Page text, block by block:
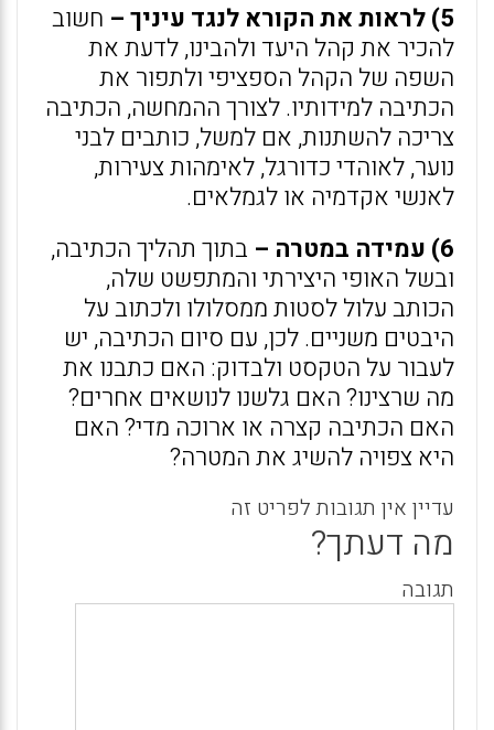
5) לראות את הקורא לנגד עיניך –
חשוב
להכיר את קהל היעד ולהבינו, לדעת את
השפה של הקהל הספציפי ולתפור את
הכתיבה למידותיו. לצורך ההמחשה, הכתיבה
צריכה להשתנות, אם למשל, כותבים לבני
נוער, לאוהדי כדורגל, לאימהות צעירות,
לאנשי אקדמיה או לגמלאים.
6) עמידה במטרה –
בתוך תהליך הכתיבה,
ובשל האופי היצירתי והמתפשט שלה,
הכותב עלול לסטות ממסלולו ולכתוב על
היבטים משניים. לכן, עם סיום הכתיבה, יש
לעבור על הטקסט ולבדוק: האם כתבנו את
מה שרצינו? האם גלשנו לנושאים אחרים?
האם הכתיבה קצרה או ארוכה מדי? האם
היא צפויה להשיג את המטרה?
עדיין אין תגובות לפריט זה
מה דעתך?
תגובה